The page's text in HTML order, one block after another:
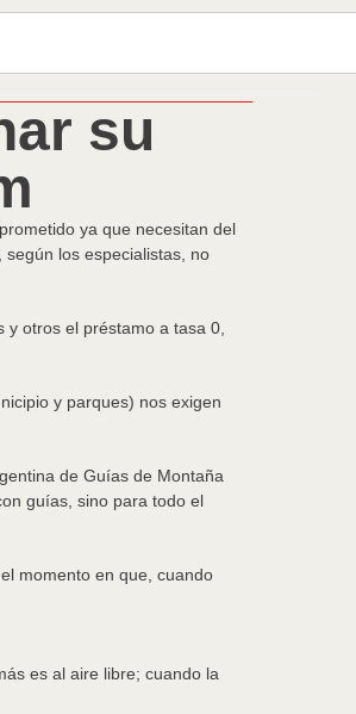
su
ya que necesitan del
los especialistas, no
otros el préstamo a tasa 0,
y parques) nos exigen
de Guías de Montaña
guías, sino para todo el
momento en que, cuando
es al aire libre; cuando la